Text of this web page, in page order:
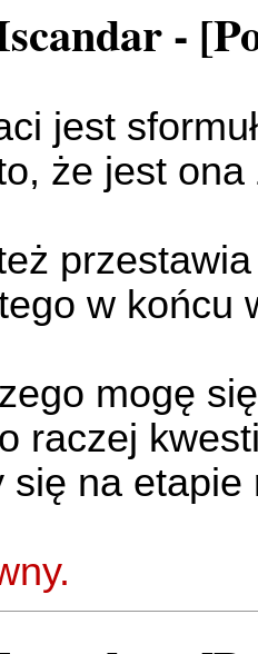
-
jest
że jest ona
w końcu
mogę
raczej
się na